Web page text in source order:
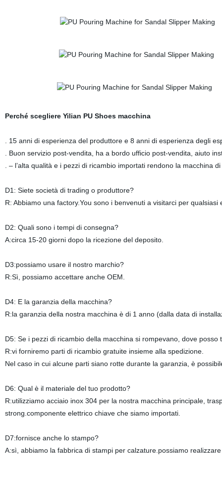
Perché scegliere Yilian PU Shoes macchina
. 15 anni di esperienza del produttore e 8 anni di esperienza degli
. Buon servizio post-vendita, ha a bordo ufficio post-vendita, aiuto
. – l’alta qualità e i pezzi di ricambio importati rendono la macchina
D1: Siete società di trading o produttore?
R: Abbiamo una factory.You sono i benvenuti a visitarci per qualsiasi
D2: Quali sono i tempi di consegna?
A:circa 15-20 giorni dopo la ricezione del deposito.
D3:possiamo usare il nostro marchio?
R:Sì, possiamo accettare anche OEM.
D4: E la garanzia della macchina?
R:la garanzia della nostra macchina è di 1 anno (dalla data di
D5: Se i pezzi di ricambio della macchina si rompevano, dove posso
R:vi forniremo parti di ricambio gratuite insieme alla spedizione.
Nel caso in cui alcune parti siano rotte durante la garanzia, è
D6: Qual è il materiale del tuo prodotto?
R:utilizziamo acciaio inox 304 per la nostra macchina principale,
strong.componente elettrico chiave che siamo importati.
D7:fornisce anche lo stampo?
A:sì, abbiamo la fabbrica di stampi per calzature.possiamo